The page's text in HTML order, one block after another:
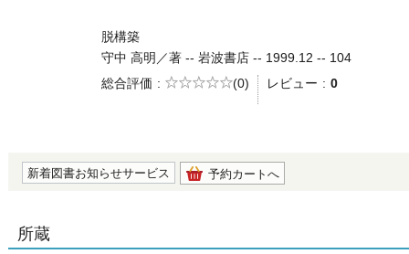
脱構築
守中 高明／著 -- 岩波書店 -- 1999.12 -- 104
総合評価
5段階評価
(0) レビュー 0
新着図書お知らせサービス 予約カートへ
所蔵